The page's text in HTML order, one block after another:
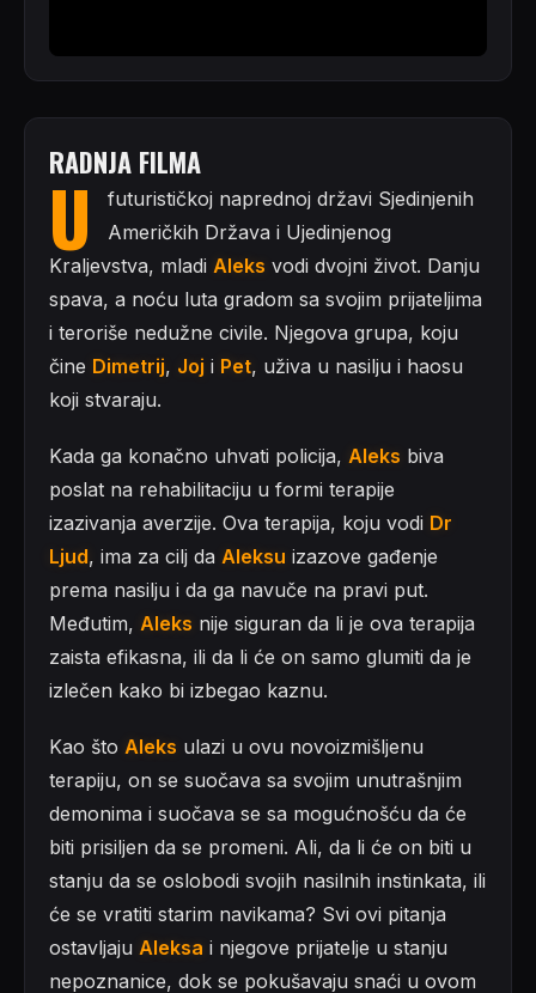
RADNJA FILMA
U
futurističkoj naprednoj državi Sjedinjenih
Američkih Država i Ujedinjenog
Kraljevstva, mladi Aleks vodi dvojni život. Danju
spava, a noću luta gradom sa svojim prijateljima
i teroriše nedužne civile. Njegova grupa, koju
čine Dimetrij, Joj i Pet, uživa u nasilju i haosu
koji stvaraju.
Kada ga konačno uhvati policija, Aleks biva
poslat na rehabilitaciju u formi terapije
izazivanja averzije. Ova terapija, koju vodi Dr
Ljud, ima za cilj da Aleksu izazove gađenje
prema nasilju i da ga navuče na pravi put.
Međutim, Aleks nije siguran da li je ova terapija
zaista efikasna, ili da li će on samo glumiti da je
izlečen kako bi izbegao kaznu.
Kao što Aleks ulazi u ovu novoizmišljenu
terapiju, on se suočava sa svojim unutrašnjim
demonima i suočava se sa mogućnošću da će
biti prisiljen da se promeni. Ali, da li će on biti u
stanju da se oslobodi svojih nasilnih instinkata, ili
će se vratiti starim navikama? Svi ovi pitanja
ostavljaju Aleksa i njegove prijatelje u stanju
nepoznanice, dok se pokušavaju snaći u ovom